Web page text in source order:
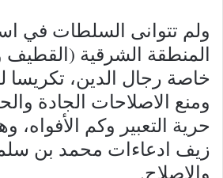
ولم تتوانى السلطات في
المنطقة الشرقية (القطيف
خاصة رجال الدين، تكريسا
ومنع الاصلاحات الجادة
حرية التعبير وكم
زيف ادعاءات محمد بن
والاصلاح.